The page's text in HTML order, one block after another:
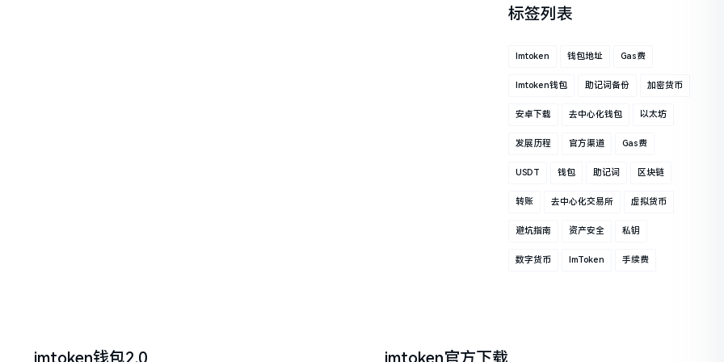
标签列表
Imtoken 钱包地址 Gas费
Imtoken钱包 助记词备份 加密货币
安卓下载 去中心化钱包 以太坊
发展历程 官方渠道 Gas费
USDT 钱包 助记词 区块链
转账 去中心化交易所 虚拟货币
避坑指南 资产安全 私钥
数字货币 ImToken 手续费